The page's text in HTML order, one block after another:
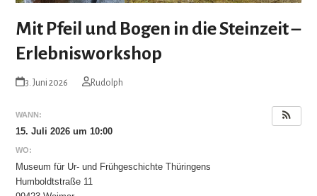
Mit Pfeil und Bogen in die Steinzeit –
Erlebnisworkshop
3. Juni 2026 Rudolph
WANN:
15. Juli 2026 um 10:00
WO:
Museum für Ur- und Frühgeschichte Thüringens
Humboldtstraße 11